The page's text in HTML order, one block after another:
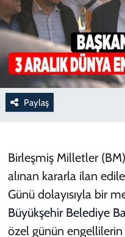
Paylaş
Birleşmiş Milletler
alınan kararla ilan
Günü dolayısıyla bir
Büyükşehir Belediye
özel günün